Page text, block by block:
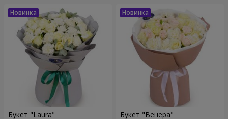
Букет "Laura" Букет "Венера"